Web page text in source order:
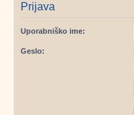
Prijava
Uporabniško ime:
Geslo: